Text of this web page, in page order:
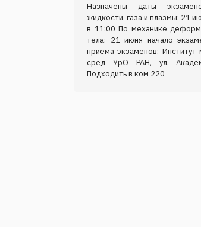
Назначены даты
жидкости, газа и плазмы: 21
в 11:00 По механике
тела: 21 июня начало
приема экзаменов: Институт
сред УрО РАН, ул.
Подходить в ком 220